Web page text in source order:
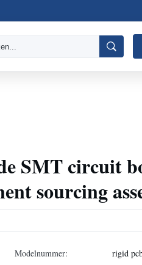
SMT circuit
sourcing
Modelnummer: rigid